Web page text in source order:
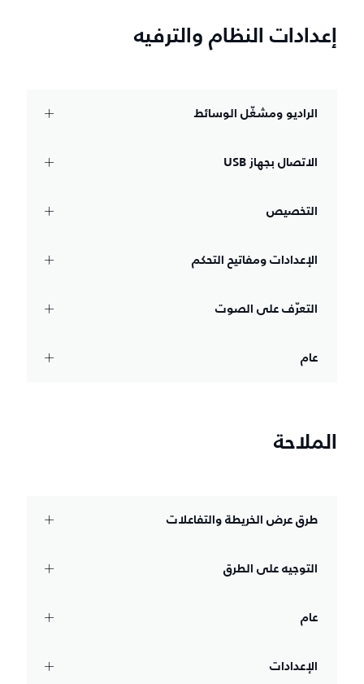
إعدادات النظام والترفيه
الراديو ومشغّل الوسائط
الاتصال بجهاز USB‏
التخصيص
الإعدادات ومفاتيح التحكم
التعرّف على الصوت
عام
الملاحة
طرق عرض الخريطة والتفاعلات
التوجيه على الطرق
عام
الإعدادات